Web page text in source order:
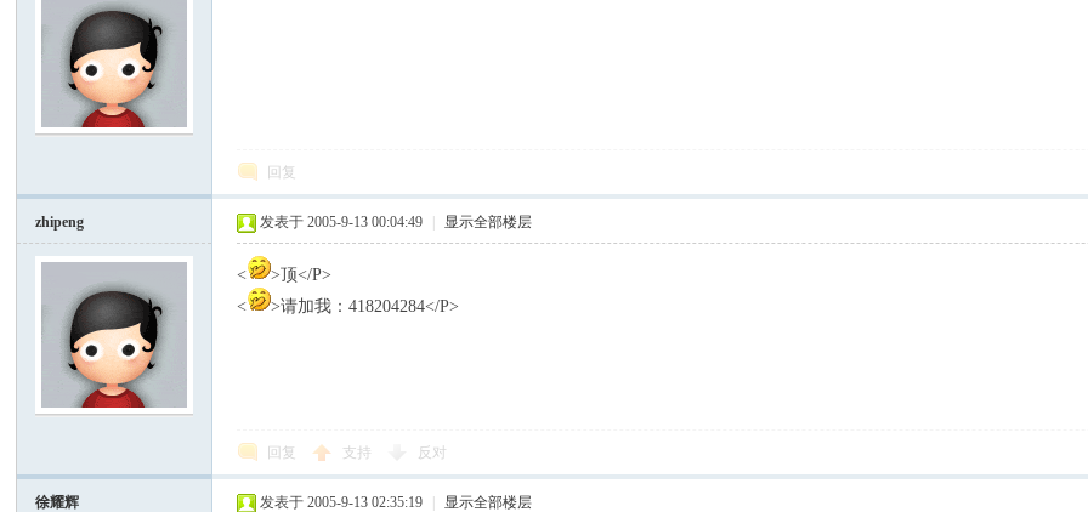
回复
zhipeng 发表于 2005-9-13 00:04:49 显示全部楼层
<
>顶</P>
<
>请加我：418204284</P>
回复 支持 反对
徐耀辉 发表于 2005-9-13 02:35:19 显示全部楼层